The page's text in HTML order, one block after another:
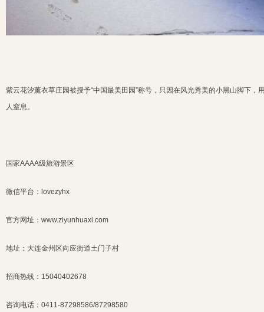
紫云花汐薰衣草庄园被授予“中国最美田园”称号，只因在风光秀美的小黑山脚下
人窒息。
国家AAAA级旅游景区
微信平台：lovezyhx
官方网址：www.ziyunhuaxi.com
地址：大连金州区向应街道土门子村
招商热线：15040402678
咨询电话：0411-87298586/87298580